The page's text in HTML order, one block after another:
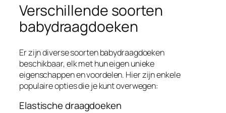
Verschillende soorten
babydraagdoeken
Er zijn diverse soorten babydraagdoeken
beschikbaar, elk met hun eigen unieke
eigenschappen en voordelen. Hier zijn enkele
populaire opties die je kunt overwegen:
Elastische draagdoeken